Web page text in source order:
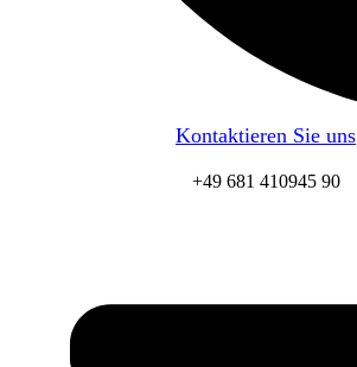
Kontaktieren Sie uns
+49 681 410945 90